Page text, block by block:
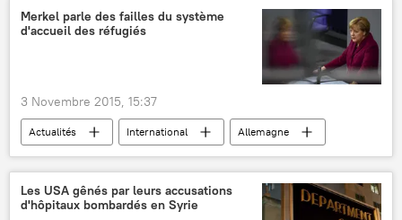
Russie
Egypte
Airbus A321
crash d'avion
Merkel parle des failles du système
d'accueil des réfugiés
3 Novembre 2015, 15:37
Actualités International
Allemagne
Berlin
Angela Merkel
Union européenne (UE)
réfugiés
crise
migration Crise migratoire
Les USA gênés par leurs accusations
d'hôpitaux bombardés en Syrie